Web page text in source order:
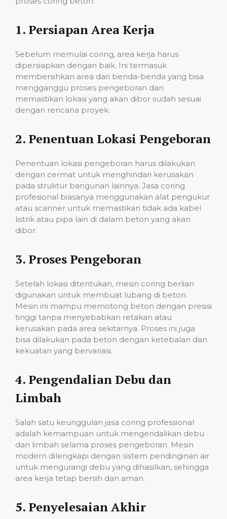
1. Persiapan Area Kerja
Sebelum memulai coring, area kerja harus
dipersiapkan dengan baik. Ini termasuk
membersihkan area dari benda-benda yang bisa
mengganggu proses pengeboran dan
memastikan lokasi yang akan dibor sudah sesuai
dengan rencana proyek.
2. Penentuan Lokasi Pengeboran
Penentuan lokasi pengeboran harus dilakukan
dengan cermat untuk menghindari kerusakan
pada struktur bangunan lainnya. Jasa coring
profesional biasanya menggunakan alat pengukur
atau scanner untuk memastikan tidak ada kabel
listrik atau pipa lain di dalam beton yang akan
dibor.
3. Proses Pengeboran
Setelah lokasi ditentukan, mesin coring berlian
digunakan untuk membuat lubang di beton.
Mesin ini mampu memotong beton dengan presisi
tinggi tanpa menyebabkan retakan atau
kerusakan pada area sekitarnya. Proses ini juga
bisa dilakukan pada beton dengan ketebalan dan
kekuatan yang bervariasi.
4. Pengendalian Debu dan
Limbah
Salah satu keunggulan jasa coring professional
adalah kemampuan untuk mengendalikan debu
dan limbah selama proses pengeboran. Mesin
modern dilengkapi dengan sistem pendinginan air
untuk mengurangi debu yang dihasilkan, sehingga
area kerja tetap bersih dan aman.
5. Penyelesaian Akhir